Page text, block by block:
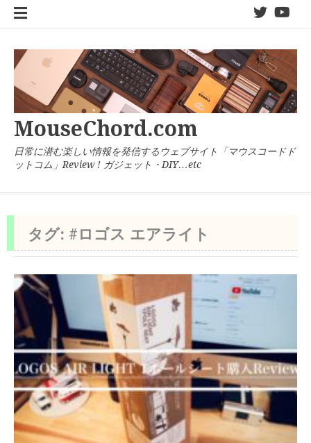
twitter
MouseChord.com
日常に潜む楽しい情報を発信するウェブサイト「マウスコードド
ットコム」Review ! ガジェット・DIY…etc
タグ: #ロゴス エアライト